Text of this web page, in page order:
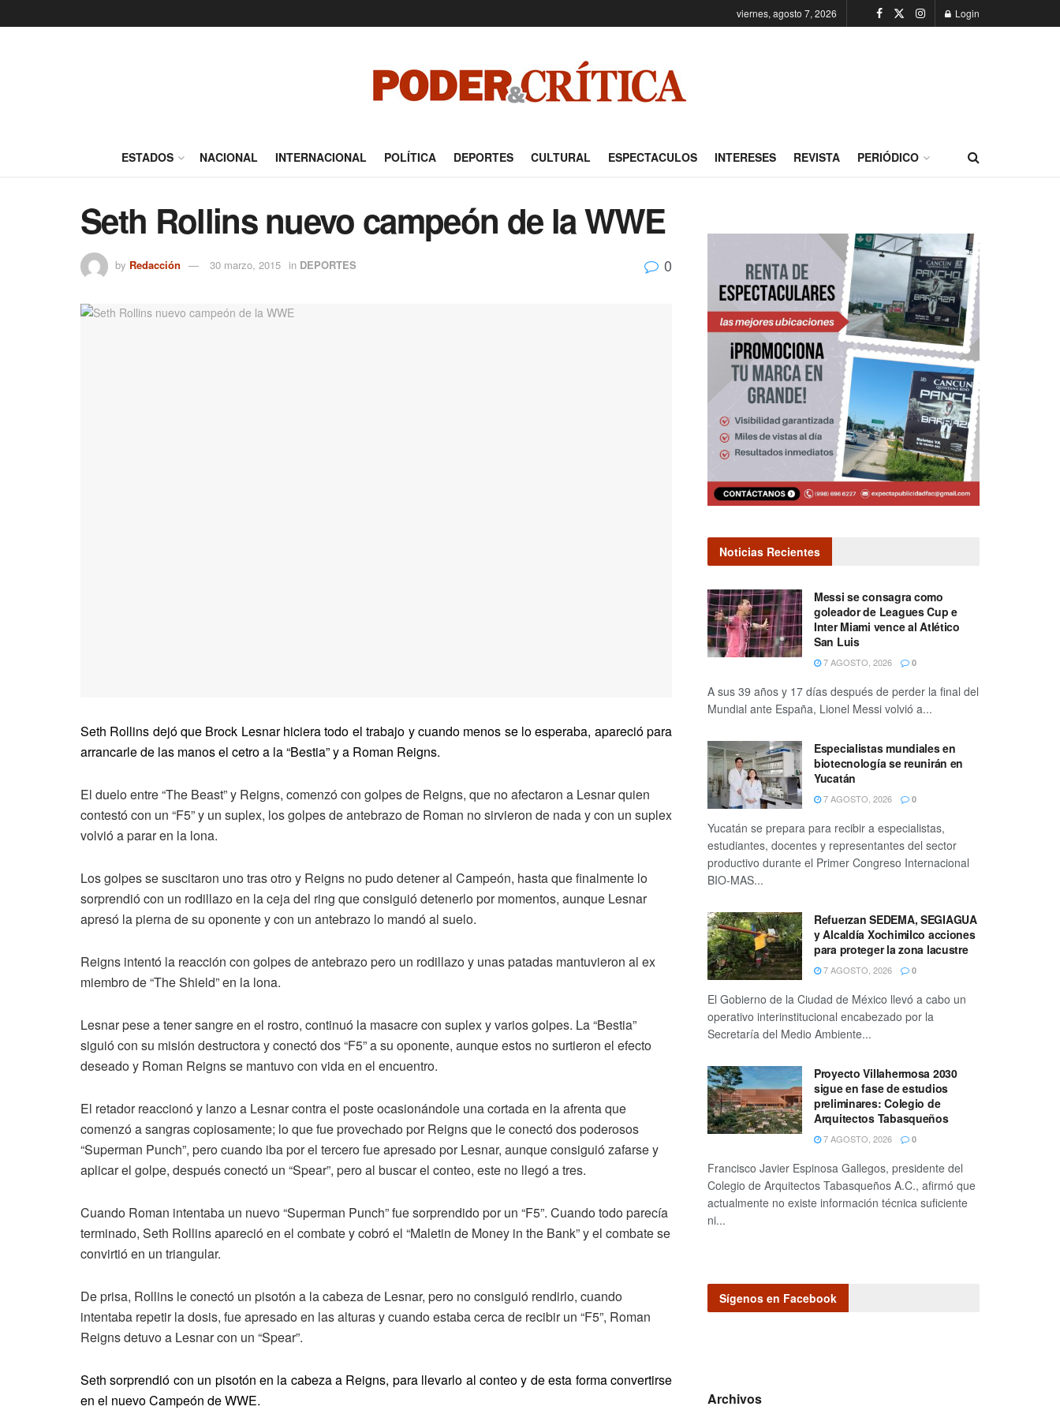
viernes, agosto 7, 2026 Login
ESTADOS NACIONAL INTERNACIONAL POLÍTICA DEPORTES CULTURAL ESPECTACULOS INTERESES REVISTA PERIÓDICO
Seth Rollins nuevo campeón de la WWE
by Redacción 30 marzo, 2015 in DEPORTES 0
Seth Rollins dejó que Brock Lesnar hiciera todo el trabajo y cuando menos se lo esperaba, apareció para
arrancarle de las manos el cetro a la “Bestia” y a Roman Reigns.
El duelo entre “The Beast” y Reigns, comenzó con golpes de Reigns, que no afectaron a Lesnar quien
contestó con un “F5” y un suplex, los golpes de antebrazo de Roman no sirvieron de nada y con un suplex
volvió a parar en la lona.
Los golpes se suscitaron uno tras otro y Reigns no pudo detener al Campeón, hasta que finalmente lo
sorprendió con un rodillazo en la ceja del ring que consiguió detenerlo por momentos, aunque Lesnar
apresó la pierna de su oponente y con un antebrazo lo mandó al suelo.
Reigns intentó la reacción con golpes de antebrazo pero un rodillazo y unas patadas mantuvieron al ex
miembro de “The Shield” en la lona.
Lesnar pese a tener sangre en el rostro, continuó la masacre con suplex y varios golpes. La “Bestia”
siguió con su misión destructora y conectó dos “F5” a su oponente, aunque estos no surtieron el efecto
deseado y Roman Reigns se mantuvo con vida en el encuentro.
El retador reaccionó y lanzo a Lesnar contra el poste ocasionándole una cortada en la afrenta que
comenzó a sangras copiosamente; lo que fue provechado por Reigns que le conectó dos poderosos
“Superman Punch”, pero cuando iba por el tercero fue apresado por Lesnar, aunque consiguió zafarse y
aplicar el golpe, después conectó un “Spear”, pero al buscar el conteo, este no llegó a tres.
Cuando Roman intentaba un nuevo “Superman Punch” fue sorprendido por un “F5”. Cuando todo parecía
terminado, Seth Rollins apareció en el combate y cobró el “Maletin de Money in the Bank” y el combate se
convirtió en un triangular.
De prisa, Rollins le conectó un pisotón a la cabeza de Lesnar, pero no consiguió rendirlo, cuando
intentaba repetir la dosis, fue apresado en las alturas y cuando estaba cerca de recibir un “F5”, Roman
Reigns detuvo a Lesnar con un “Spear”.
Seth sorprendió con un pisotón en la cabeza a Reigns, para llevarlo al conteo y de esta forma convertirse
en el nuevo Campeón de WWE.
Noticias Recientes
Messi se consagra como
goleador de Leagues Cup e
Inter Miami vence al Atlético
San Luis
7 AGOSTO, 2026 0
A sus 39 años y 17 días después de perder la final del
Mundial ante España, Lionel Messi volvió a...
Especialistas mundiales en
biotecnología se reunirán en
Yucatán
7 AGOSTO, 2026 0
Yucatán se prepara para recibir a especialistas,
estudiantes, docentes y representantes del sector
productivo durante el Primer Congreso Internacional
BIO-MAS...
Refuerzan SEDEMA, SEGIAGUA
y Alcaldía Xochimilco acciones
para proteger la zona lacustre
7 AGOSTO, 2026 0
El Gobierno de la Ciudad de México llevó a cabo un
operativo interinstitucional encabezado por la
Secretaría del Medio Ambiente...
Proyecto Villahermosa 2030
sigue en fase de estudios
preliminares: Colegio de
Arquitectos Tabasqueños
7 AGOSTO, 2026 0
Francisco Javier Espinosa Gallegos, presidente del
Colegio de Arquitectos Tabasqueños A.C., afirmó que
actualmente no existe información técnica suficiente
ni...
Sígenos en Facebook
Archivos